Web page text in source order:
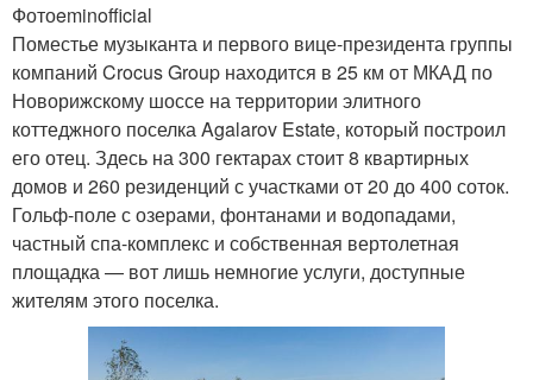
Фотоeminofficial
Поместье музыканта и первого вице-президента группы
компаний Crocus Group находится в 25 км от МКАД по
Новорижскому шоссе на территории элитного
коттеджного поселка Agalarov Estate, который построил
его отец. Здесь на 300 гектарах стоит 8 квартирных
домов и 260 резиденций с участками от 20 до 400 соток.
Гольф-поле с озерами, фонтанами и водопадами,
частный спа-комплекс и собственная вертолетная
площадка — вот лишь немногие услуги, доступные
жителям этого поселка.